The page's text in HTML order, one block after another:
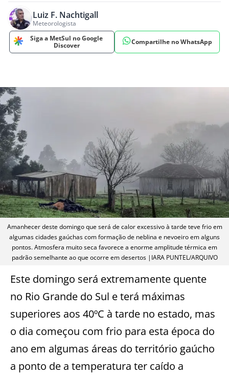
Luiz F. Nachtigall
Meteorologista
Siga a MetSul no Google
Discover
Compartilhe no WhatsApp
Amanhecer deste domingo que será de calor excessivo à tarde teve frio em
algumas cidades gaúchas com formação de neblina e nevoeiro em alguns
pontos. Atmosfera muito seca favorece a enorme amplitude térmica em
padrão semelhante ao que ocorre em desertos |IARA PUNTEL/ARQUIVO
Este domingo será extremamente quente
no Rio Grande do Sul e terá máximas
superiores aos 40ºC à tarde no estado, mas
o dia começou com frio para esta época do
ano em algumas áreas do território gaúcho
a ponto de a temperatura ter caído a